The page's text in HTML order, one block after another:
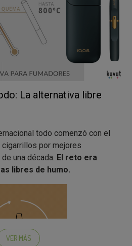
La alternativa libre
todo comenzó con el
por mejores
una década. El reto era
libres de humo.
VER MÁS